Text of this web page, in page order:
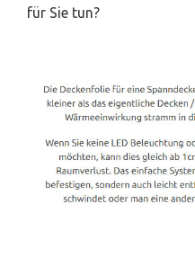
für Sie tun?